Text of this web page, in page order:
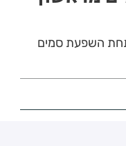
תחת השפעת סמים